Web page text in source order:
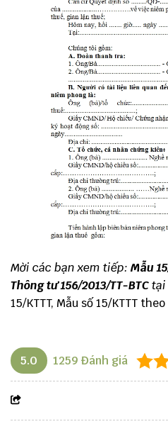
Mời các bạn xem tiếp: Mẫu
Thông tư 156/2013/TT-BTCtại
15/KTTT, Mẫu số 15/KTTT
5.0 1259 Đánh giá